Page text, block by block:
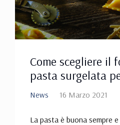
Come scegliere il
pasta surgelata
News 16 Marzo 2021
La pasta è buona sempre